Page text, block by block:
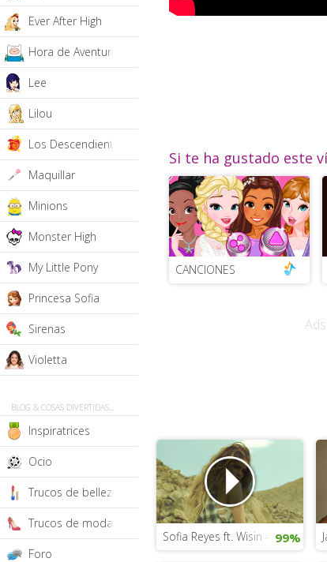
Ever After High
Hora de Aventura
Lee
Lilou
Los Descendientes
Maquillar
Minions
Monster High
My Little Pony
Princesa Sofia
Sirenas
Violetta
BLOG & COSAS DIVERTIDAS...
Inspiratrices
Ocio
Trucos de belleza y pelo
Trucos de moda
Foro
Si te ha gustado este
CANCIONES
Ads
Sofia Reyes ft. Wisin - Muévelo
99%